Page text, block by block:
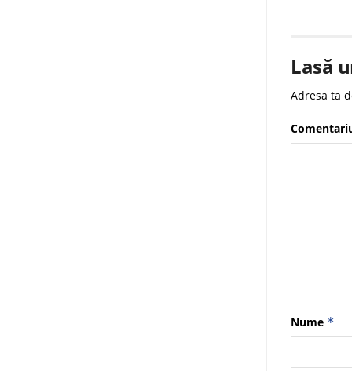
Lasă
Adresa ta
Nume *